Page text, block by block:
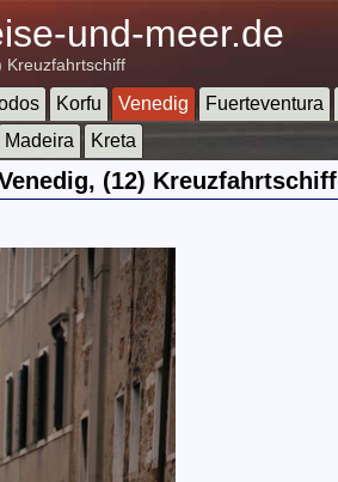
und-meer.de
Kreuzfahrtschiff
Korfu Venedig Fuerteventura
Madeira Kreta
(12) Kreuzfahrtschiff